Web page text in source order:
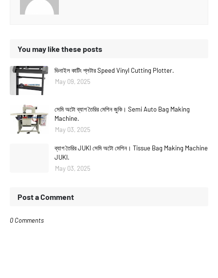
You may like these posts
ভিনাইল কাটিং প্লটার Speed Vinyl Cutting Plotter.
May 09, 2025
সেমি অটো ব্যাগ তৈরির মেশিন জুকি। Semi Auto Bag Making
Machine.
May 03, 2025
ব্যাগ তৈরির JUKI সেমি অটো মেশিন। Tissue Bag Making Machine
JUKI.
May 03, 2025
Post a Comment
0 Comments